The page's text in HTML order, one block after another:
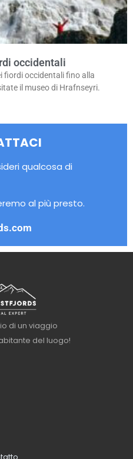
occidentali
fiordi occidentali fino alla
il museo di Hrafnseyri.
qualcosa di
al più presto.
di un viaggio
del luogo!